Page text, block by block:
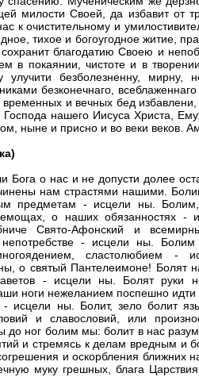
милости Своей, да избавит от
к очистительному и
тихое и богоугодное житие,
благодатию Своею и
покаянии, чистоте и в
безболезненну, мирну,
безконечнаго,
и вечных бед
нашего Иисуса Христа,
ныне и присно и во веки веков.
о нас и не допусти долее
нам страстями нашими.
предметам - исцели ны.
о наших обязанностях -
Свято-Афонский и
- исцели ны.
сластолюбием
о святый Пантелеимоне! Болят
- исцели ны. Болят руки
ноги нежеланием поспешно
ны. Болит, зело болит
и славословий, или
ног болим мы: болит в нас
и стремясь к делам вредным и
и оскорбления ближних
муку грешных, блага